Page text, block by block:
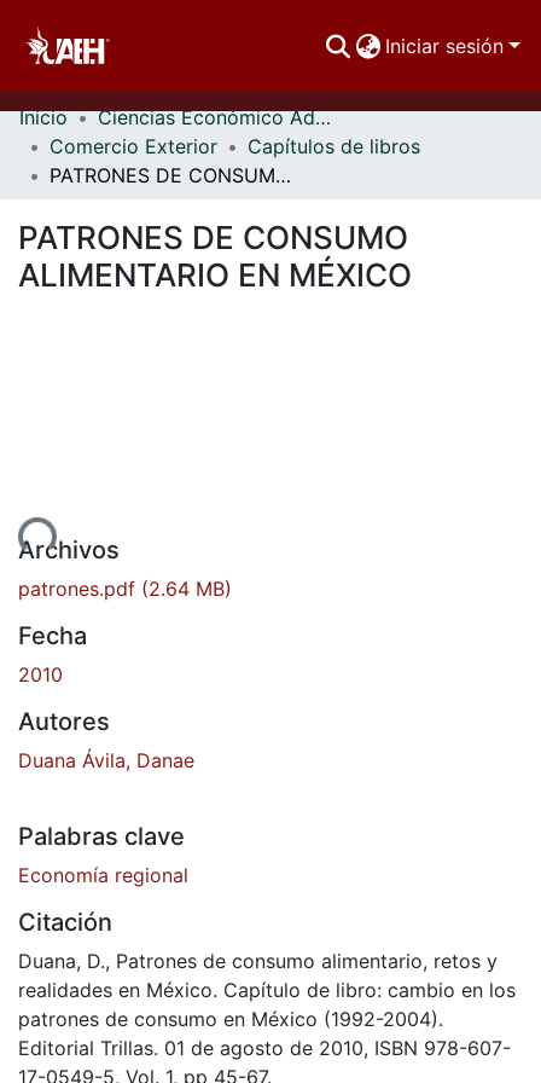
Iniciar sesión
Comunidades
Buscar Por
Estadísticas
Inicio
Ciencias Económico Administrativas
Comercio Exterior
Capítulos de libros
PATRONES DE CONSUMO ALIMENTARIO EN MÉXICO
PATRONES DE CONSUMO
ALIMENTARIO EN MÉXICO
Archivos
patrones.pdf (2.64 MB)
Fecha
2010
Autores
Duana Ávila, Danae
Palabras clave
Economía regional
Citación
Duana, D., Patrones de consumo alimentario, retos y
realidades en México. Capítulo de libro: cambio en los
patrones de consumo en México (1992-2004).
Editorial Trillas. 01 de agosto de 2010, ISBN 978-607-
17-0549-5, Vol. 1, pp 45-67.